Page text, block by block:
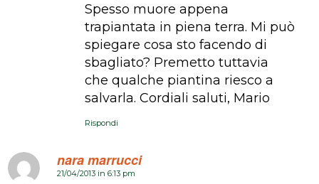
Spesso muore appena
trapiantata in piena terra. Mi può
spiegare cosa sto facendo di
sbagliato? Premetto tuttavia
che qualche piantina riesco a
salvarla. Cordiali saluti, Mario
Rispondi
nara marrucci
dice:
21/04/2013 in 6:13 pm